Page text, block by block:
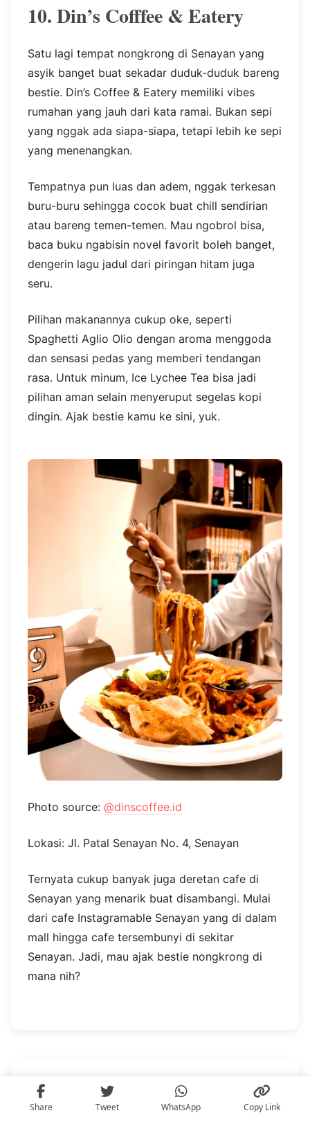
10. Din’s Cofffee & Eatery
Satu lagi tempat nongkrong di Senayan yang
asyik banget buat sekadar duduk-duduk bareng
bestie. Din’s Coffee & Eatery memiliki vibes
rumahan yang jauh dari kata ramai. Bukan sepi
yang nggak ada siapa-siapa, tetapi lebih ke sepi
yang menenangkan.
Tempatnya pun luas dan adem, nggak terkesan
buru-buru sehingga cocok buat chill sendirian
atau bareng temen-temen. Mau ngobrol bisa,
baca buku ngabisin novel favorit boleh banget,
dengerin lagu jadul dari piringan hitam juga
seru.
Pilihan makanannya cukup oke, seperti
Spaghetti Aglio Olio dengan aroma menggoda
dan sensasi pedas yang memberi tendangan
rasa. Untuk minum, Ice Lychee Tea bisa jadi
pilihan aman selain menyeruput segelas kopi
dingin. Ajak bestie kamu ke sini, yuk.
Photo source: @dinscoffee.id
Lokasi: Jl. Patal Senayan No. 4, Senayan
Ternyata cukup banyak juga deretan cafe di
Senayan yang menarik buat disambangi. Mulai
dari cafe Instagramable Senayan yang di dalam
mall hingga cafe tersembunyi di sekitar
Senayan. Jadi, mau ajak bestie nongkrong di
mana nih?
Recipes
Share Tweet WhatsApp Copy Link